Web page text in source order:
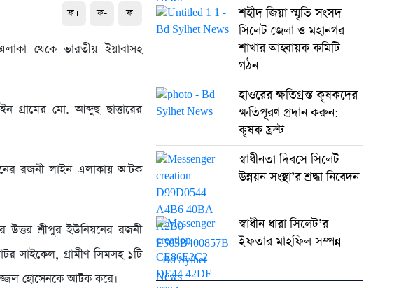
ফ+ ফ- ফ
থেকে ভারতীয় ইয়াবাসহ
গ্রামের মো. আব্দুছ ছাত্তারের
রজনী লাইন এলাকায় আটক
শ্রীপুর ইউনিয়নের রজনী
সাইকেল, গ্রামীণ সিমসহ ১টি
হোসেনকে আটক করে।
শহীদ জিয়া স্মৃতি সংসদ
সিলেট জেলা ও মহানগর
শাখার আহ্বায়ক কমিটি
গঠন
হাওরের ক্ষতিগ্রস্ত কৃষকদের
ক্ষতিপূরণ প্রদান করুন:
কৃষক ফ্রণ্ট
স্বাধীনতা দিবসে সিলেট
উন্নয়ন সংস্থা’র শ্রদ্ধা নিবেদন
স্বাধীন ধারা সিলেট’র
ইফতার মাহফিল সম্পন্ন